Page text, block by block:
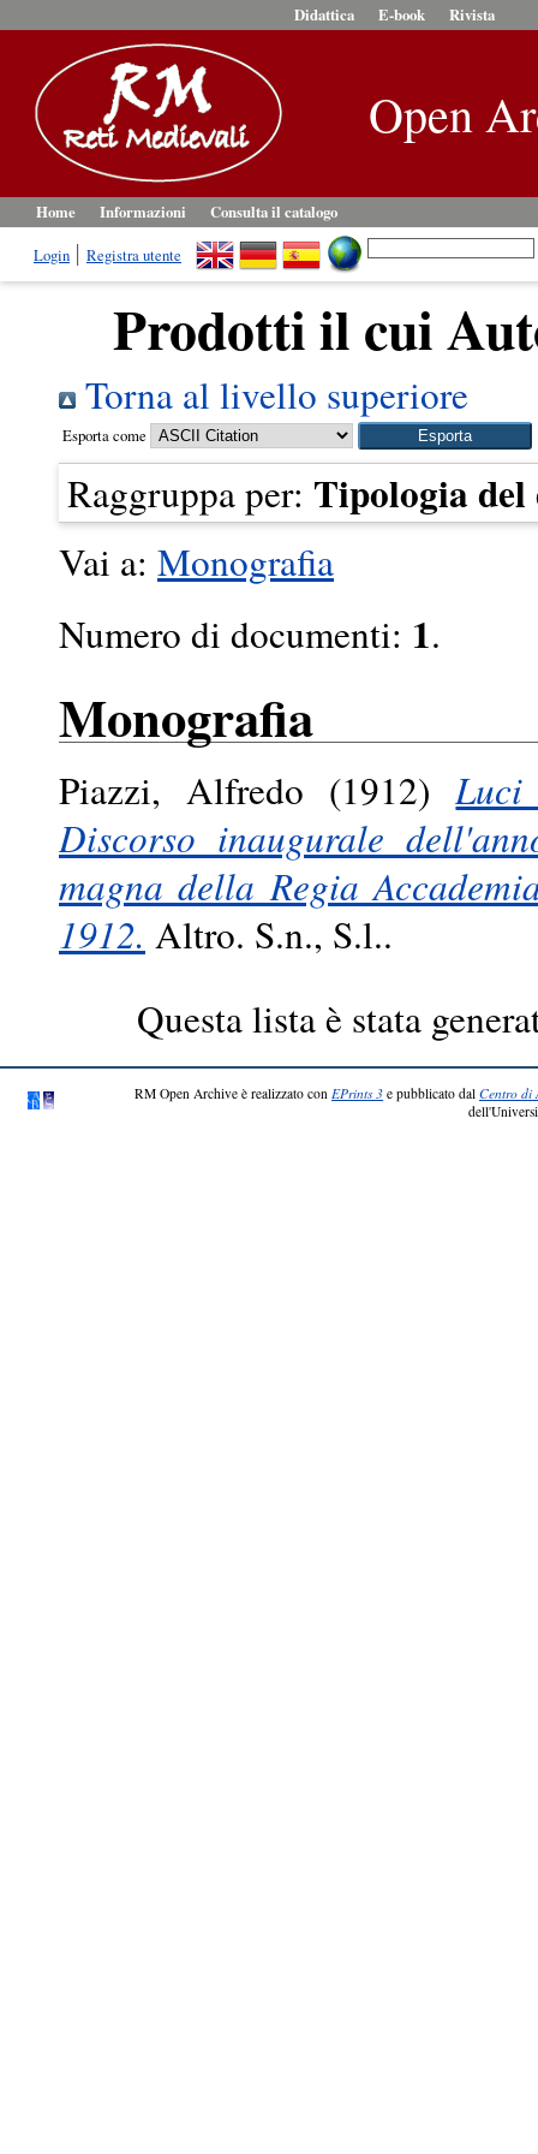
Didattica E-book Rivista
Open
Home Informazioni
Consulta il catalogo
Login
Registra utente
Prodotti il cui
Torna al livello superiore
Esporta come
Raggruppa per: Tipologia del
Vai a: Monografia
Numero di documenti: 1.
Monografia
Piazzi, Alfredo (1912)Luci
Discorso inaugurale
magna della Regia
1912. Altro. S.n., S.l..
Questa lista è stata
RM Open Archive è realizzato con EPrints 3 e pubblicato dal Centro di